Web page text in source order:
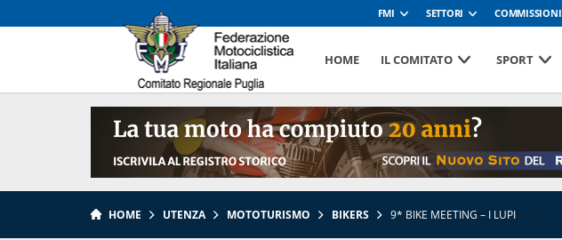
FMI SETTORI COMMISSIONI
HOME IL COMITATO SPORT
HOME UTENZA »
MOTOTURISMO »
BIKERS »
9* BIKE MEETING – I LUPI